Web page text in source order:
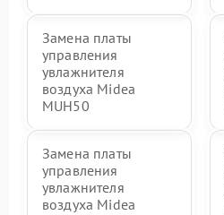
Замена платы
управления
увлажнителя
воздуха Midea
MUH50
Замена платы
управления
увлажнителя
воздуха Midea